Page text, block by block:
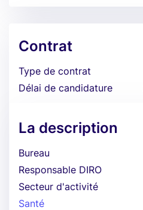
Contrat
Type de contrat
Délai de candidature
La description
Bureau
Responsable DIRO
Secteur d'activité
Santé